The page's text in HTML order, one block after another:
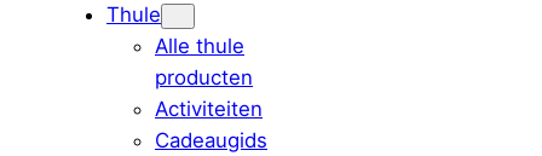
Thule
Alle thule
producten
Activiteiten
Cadeaugids